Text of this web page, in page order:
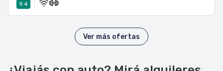
9.4
Ver más ofertas